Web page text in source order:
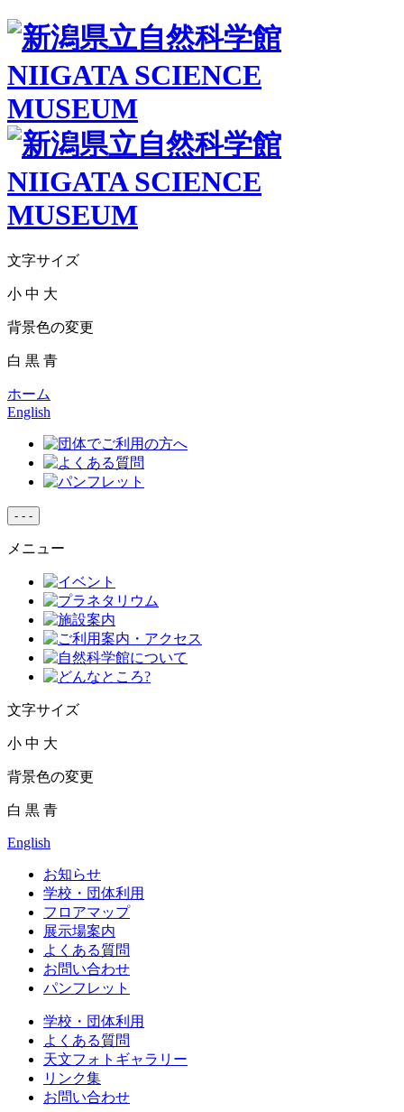
文字サイズ
小 中 大
背景色の変更
白 黒 青
ホーム
English
- - -
メニュー
文字サイズ
小 中 大
背景色の変更
白 黒 青
English
お知らせ
学校・団体利用
フロアマップ
展示場案内
よくある質問
お問い合わせ
パンフレット
学校・団体利用
よくある質問
天文フォトギャラリー
リンク集
お問い合わせ